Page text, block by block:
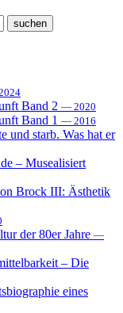
Band 2 — 2020
Band 1 — 2016
und starb. Was hat er
– Musealisiert
Brock III: Ästhetik
der 80er Jahre —
– Die
eines